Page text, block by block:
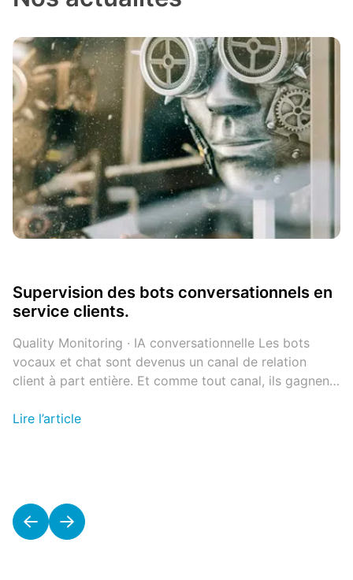
Supervision des bots conversationnels en
service clients.
Quality Monitoring · IA conversationnelle Les bots
vocaux et chat sont devenus un canal de relation
client à part entière. Et comme tout canal, ils gagnent
Bonne nouvelle : tout ce qu’il faut pour le faire existe
Lire l’article